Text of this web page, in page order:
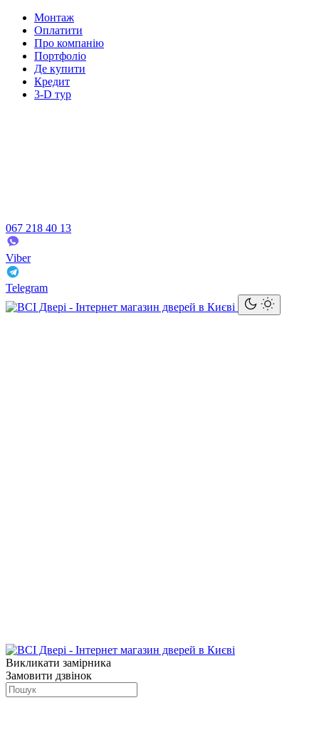
Монтаж
Оплатити
Про компанію
Портфоліо
Де купити
Кредит
3-D тур
067 218 40 13
Viber
Telegram
Викликати замірника
Замовити дзвінок